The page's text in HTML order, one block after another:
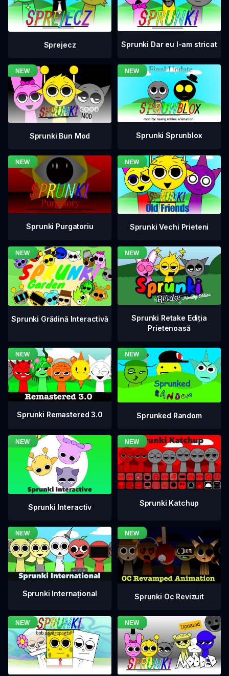
Sprejecz Sprunki Dar eu l-am stricat
Sprunki Bun Mod Sprunki Sprunblox
Sprunki Purgatoriu Sprunki Vechi Prieteni
Sprunki Grădină Interactivă
Sprunki Retake Ediția
Prietenoasă
Sprunki Remastered 3.0 Sprunked Random
Sprunki Interactiv Sprunki Katchup
Sprunki Internațional Sprunki Oc Revizuit